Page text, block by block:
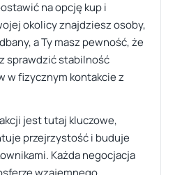
na opcję kup i
okolicy znajdziesz osoby,
a Ty masz pewność, że
sprawdzić stabilność
w fizycznym kontakcie z
jest tutaj kluczowe,
przejrzystość i buduje
Każda negocjacja